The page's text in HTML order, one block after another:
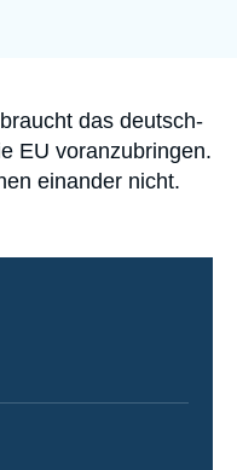
das deutsch-
EU voranzubringen.
einander nicht.